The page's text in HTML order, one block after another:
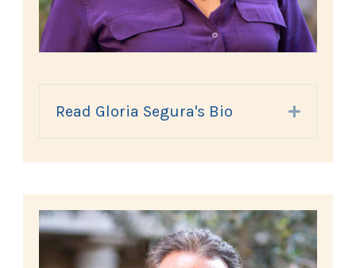
Read Gloria Segura's Bio Expand